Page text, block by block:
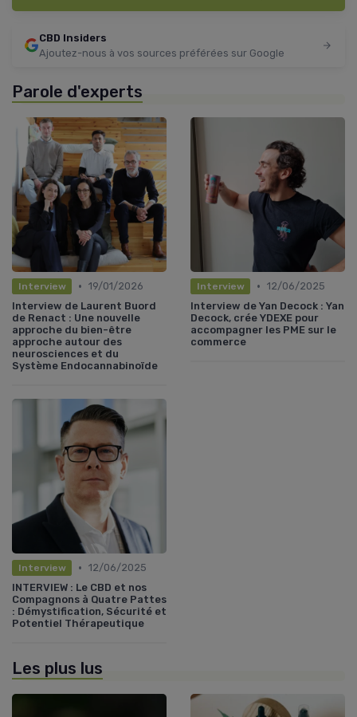
CBD Insiders
Ajoutez-nous à vos sources préférées sur Google
Parole d'experts
Interview • 19/01/2026
Interview de Laurent Buord
de Renact : Une nouvelle
approche du bien-être
approche autour des
neurosciences et du
Système Endocannabinoïde
Interview • 12/06/2025
Interview de Yan Decock : Yan
Decock, crée YDEXE pour
accompagner les PME sur le
commerce
Interview • 12/06/2025
INTERVIEW : Le CBD et nos
Compagnons à Quatre Pattes
: Démystification, Sécurité et
Potentiel Thérapeutique
Les plus lus